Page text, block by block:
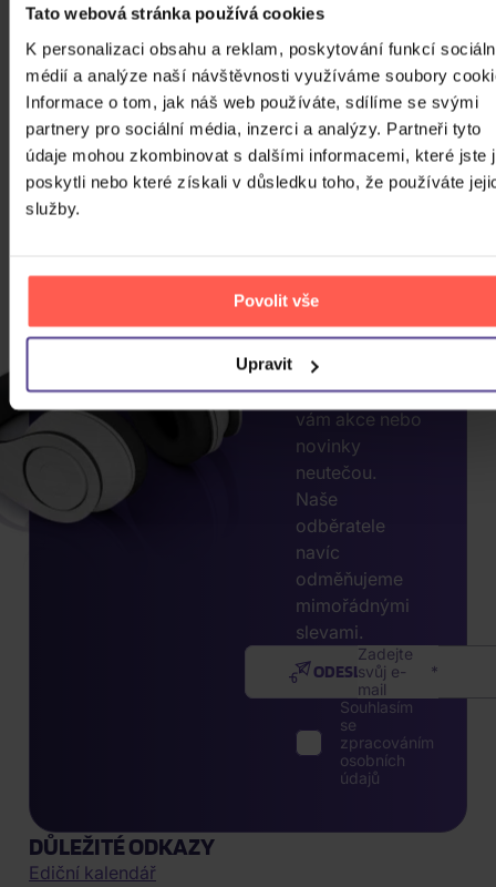
Tato webová stránka používá cookies
K personalizaci obsahu a reklam, poskytování funkcí
médií a analýze naší návštěvnosti využíváme soubory
Informace o tom, jak náš web používáte, sdílíme se svými
partnery pro sociální média, inzerci a analýzy. Partneři tyto
údaje mohou zkombinovat s dalšími informacemi, které jste
poskytli nebo které získali v důsledku toho, že používáte
služby.
Povolit vše
Upravit
CHCETE
JEŠTĚ
ZADEJTE
E-MAIL.
Přihlaste se k
odběru našeho
newsletteru, ať
vám akce nebo
novinky
neutečou.
Naše
odběratele
navíc
odměňujeme
mimořádnými
slevami.
Zadejte
svůj e-
mail
ODESLAT
Souhlasím
se
zpracováním
osobních
údajů
DŮLEŽITÉ ODKAZY
Ediční kalendář